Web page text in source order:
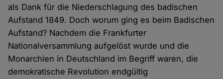
als Dank für die Niederschlagung des badischen
Aufstand 1849. Doch worum ging es beim Badischen
Aufstand? Nachdem die Frankfurter
Nationalversammlung aufgelöst wurde und die
Monarchien in Deutschland im Begriff waren, die
demokratische Revolution endgültig